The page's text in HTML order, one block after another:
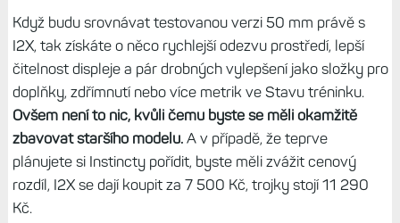
Když budu srovnávat testovanou verzi 50 mm právě s
I2X, tak získáte o něco rychlejší odezvu prostředí, lepší
čitelnost displeje a pár drobných vylepšení jako složky pro
doplňky, zdřímnutí nebo více metrik ve Stavu tréninku.
Ovšem není to nic, kvůli čemu byste se měli okamžitě
zbavovat staršího modelu.A v případě, že teprve
plánujete si Instincty pořídit, byste měli zvážit cenový
rozdíl, I2X se dají koupit za 7 500 Kč, trojky stojí 11 290
Kč.